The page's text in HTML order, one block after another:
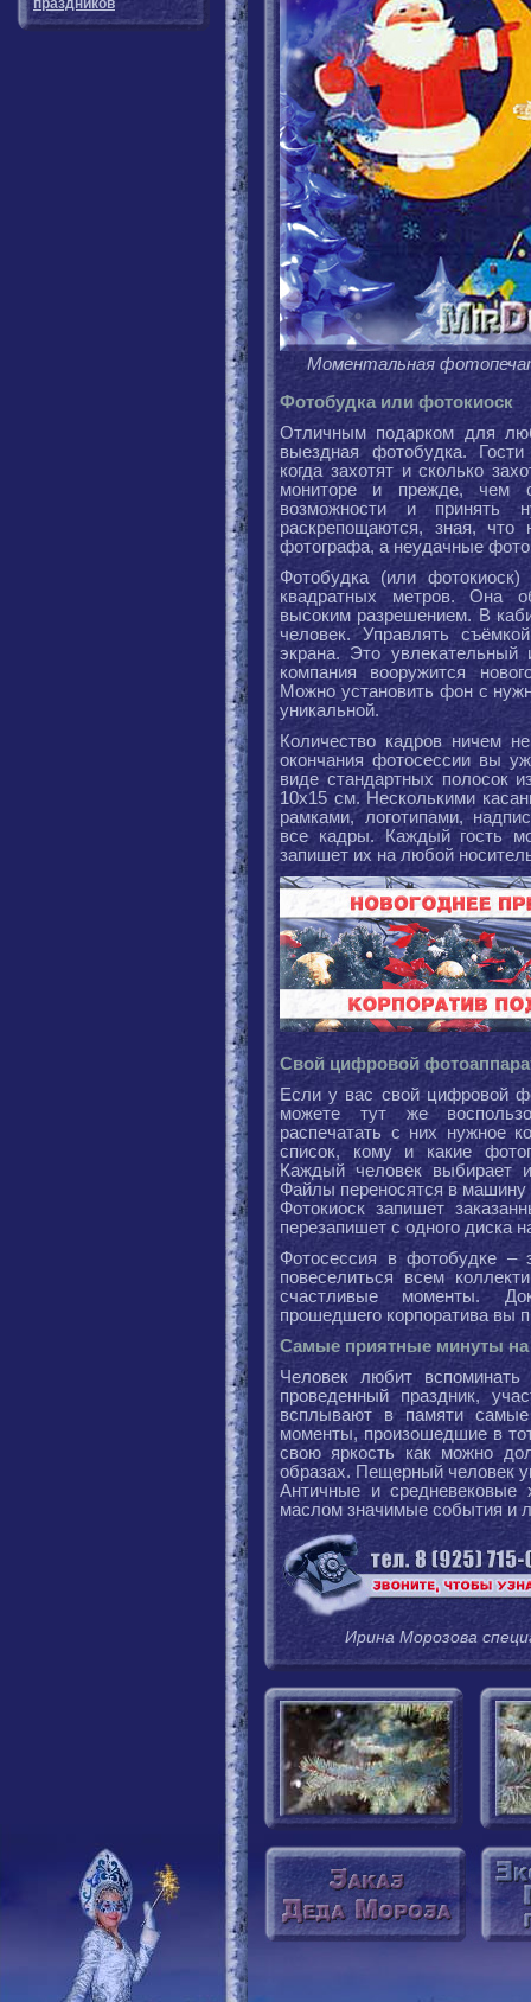
праздников
Моментальная
Фотобудка или фотокиоск
Отличным подарком для
выездная фотобудка. Гости
когда захотят и сколько
мониторе и прежде, чем
возможности и принять
раскрепощаются, зная, что
фотографа, а неудачные
Фотобудка (или
квадратных метров. Она
высоким разрешением. В
человек. Управлять
экрана. Это увлекательный
компания вооружится
Можно установить фон с
уникальной.
Количество кадров ничем
окончания фотосессии вы
виде стандартных полосок
10х15 см. Несколькими
рамками, логотипами,
все кадры. Каждый гость
запишет их на любой
Свой цифровой
Если у вас свой цифровой
можете тут же
распечатать с них нужное
список, кому и какие
Каждый человек выбирает
Файлы переносятся в машину
Фотокиоск запишет
перезапишет с одного диска
Фотосессия в фотобудке –
повеселиться всем
счастливые моменты.
прошедшего корпоратива вы
Самые приятные минуты на
Человек любит
проведенный праздник,
всплывают в памяти
моменты, произошедшие в
свою яркость как можно
образах. Пещерный человек
Античные и
маслом значимые события и
Ирина Морозова